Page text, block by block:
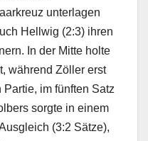
unterlagen
Hellwig (2:3) ihren
In der Mitte holte
während Zöller erst
im fünften Satz
sorgte in einem
(3:2 Sätze),